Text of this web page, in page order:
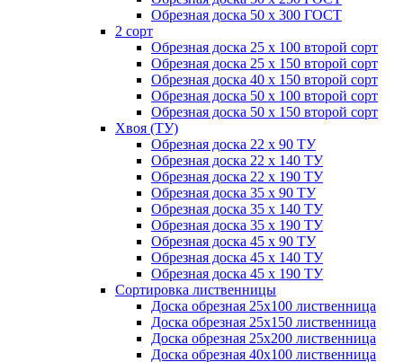
Обрезная доска 50 х 300 ГОСТ
2 сорт
Обрезная доска 25 х 100 второй сорт
Обрезная доска 25 х 150 второй сорт
Обрезная доска 40 х 150 второй сорт
Обрезная доска 50 х 100 второй сорт
Обрезная доска 50 х 150 второй сорт
Хвоя (ТУ)
Обрезная доска 22 х 90 ТУ
Обрезная доска 22 х 140 ТУ
Обрезная доска 22 х 190 ТУ
Обрезная доска 35 х 90 ТУ
Обрезная доска 35 х 140 ТУ
Обрезная доска 35 х 190 ТУ
Обрезная доска 45 х 90 ТУ
Обрезная доска 45 х 140 ТУ
Обрезная доска 45 х 190 ТУ
Сортировка лиственницы
Доска обрезная 25х100 лиственница
Доска обрезная 25х150 лиственница
Доска обрезная 25х200 лиственница
Доска обрезная 40х100 лиственница